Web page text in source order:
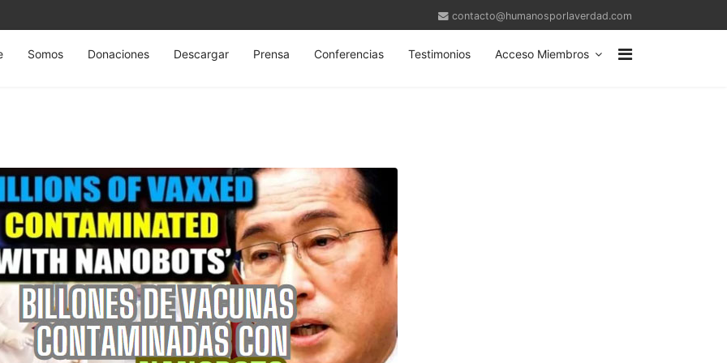
contacto@humanosporlaverdad.com
Somos Donaciones Descargar Prensa Conferencias Testimonios Acceso Miembros